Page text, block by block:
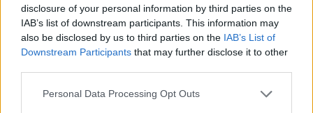
disclosure of your personal information by third parties on the
IAB’s list of downstream participants. This information may
also be disclosed by us to third parties on the IAB’s List of
Downstream Participants that may further disclose it to other
Please note that this website/app uses one or more Google
Personal Data Processing Opt Outs